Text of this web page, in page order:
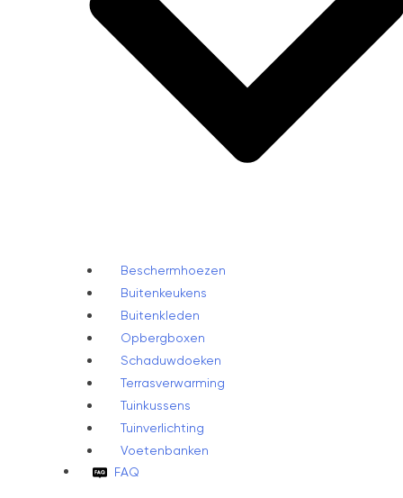
Beschermhoezen
Buitenkeukens
Buitenkleden
Opbergboxen
Schaduwdoeken
Terrasverwarming
Tuinkussens
Tuinverlichting
Voetenbanken
FAQ